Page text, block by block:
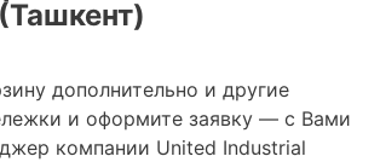
дополнительно и другие
и оформите заявку — с Вами
компании United Industrial